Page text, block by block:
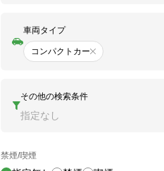
車両タイプ
コンパクトカー
その他の検索条件
指定なし
禁煙/喫煙